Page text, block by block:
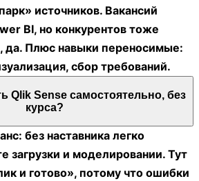
источников. Вакансий
BI, но конкурентов тоже
да. Плюс навыки переносимые:
сбор требований.
Qlik Sense самостоятельно, без
курса?
без наставника легко
загрузки и моделировании. Тут
и готово», потому что ошибки